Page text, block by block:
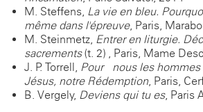
M. Steffens, La vie en bleu.
même dans l'épreuve, Paris,
M. Steinmetz, Entrer en liturgie.
sacrements(t. 2) , Paris, Mame-
J. P. Torrell, Pour nous les hommes
Jésus, notre Rédemption, Paris,
B. Vergely, Deviens qui tu es, Paris